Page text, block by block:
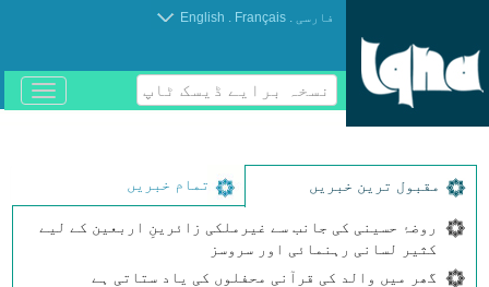
فارسی .
Français
.
English
نسخہ برایے ڈیسک ٹاپ
باز
و
مقبول ترین خبریں تمام خبریں
روضۂ حسینی کی جانب سے غیرملکی زائرینِ اربعین کے لیے
کثیر لسانی رہنمائی اور سروسز
گھر میں والد کی قرآنی محفلوں کی یاد ستاتی ہے